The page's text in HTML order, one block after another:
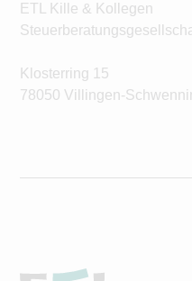
ETL Kille & Kollegen
Klosterring 15
78050 Villingen-